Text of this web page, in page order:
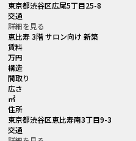
東京都渋谷区広尾5丁目25-8
交通
詳細を見る
恵比寿 3階 サロン向け 新築
賃料
万円
構造
間取り
広さ
㎡
住所
東京都渋谷区恵比寿南3丁目9-3
交通